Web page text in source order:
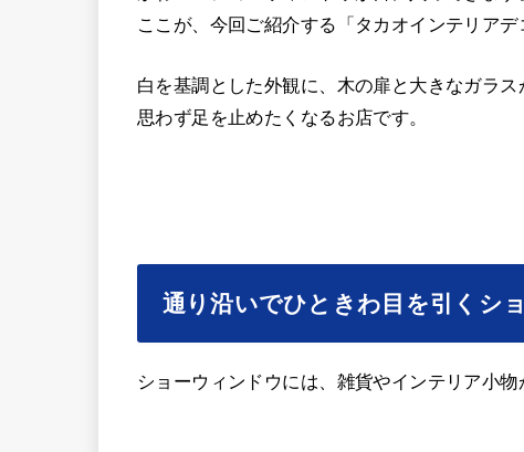
ここが、今回ご紹介する「タカオインテリアデ
白を基調とした外観に、木の扉と大きなガラス
思わず足を止めたくなるお店です。
通り沿いでひときわ目を引くシ
ショーウィンドウには、雑貨やインテリア小物